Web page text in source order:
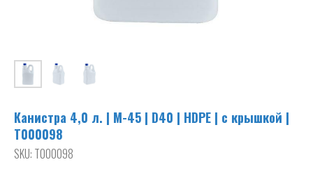
Канистра 4,0 л. | М-45 | D40 | HDPE | с крышкой |
T000098
SKU: T000098